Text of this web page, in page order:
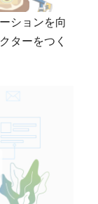
ションを向
ターをつく